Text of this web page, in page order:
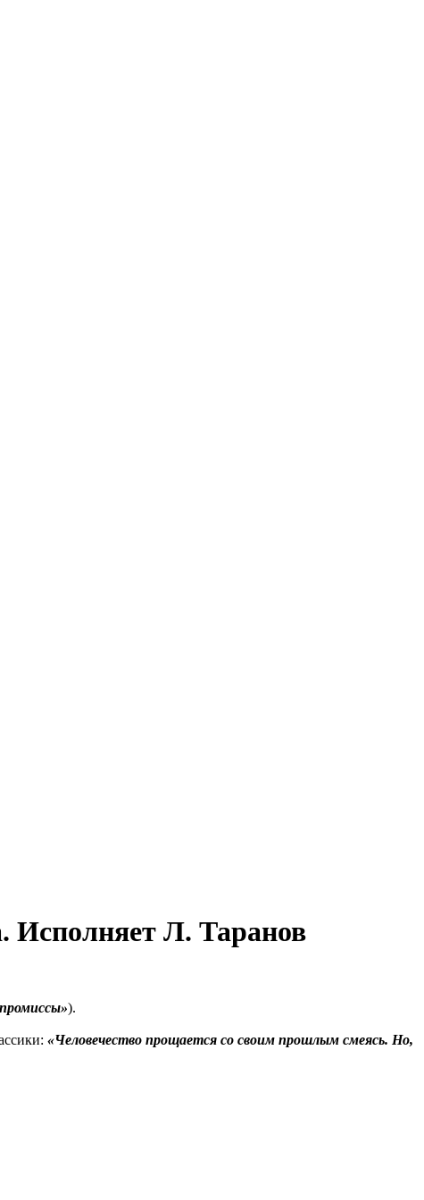
Исполняет Л. Таранов
).
«Человечество прощается со своим прошлым смеясь. Но,